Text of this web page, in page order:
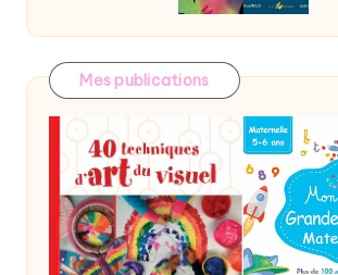
Mes publications